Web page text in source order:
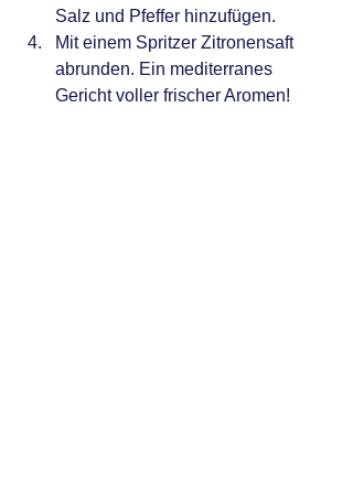
Salz und Pfeffer hinzufügen.
Mit einem Spritzer Zitronensaft
abrunden. Ein mediterranes
Gericht voller frischer Aromen!